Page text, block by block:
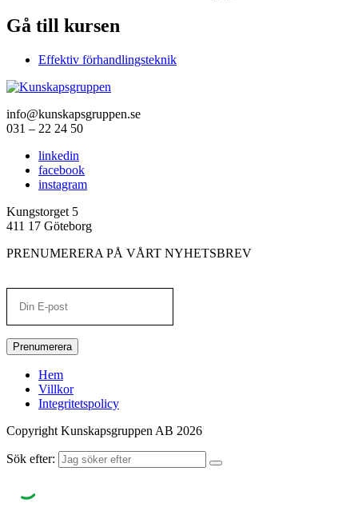
Gå till kursen
Effektiv förhandlingsteknik
info@kunskapsgruppen.se
031 – 22 24 50
linkedin
facebook
instagram
Kungstorget 5
411 17 Göteborg
PRENUMERERA PÅ VÅRT NYHETSBREV
Prenumerera
Hem
Villkor
Integritetspolicy
Copyright Kunskapsgruppen AB 2026
Sök efter: